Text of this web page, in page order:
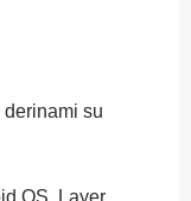
su
OS. Layer